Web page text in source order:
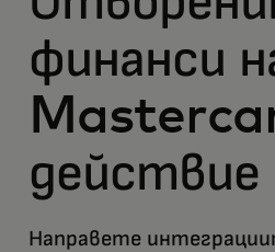
финанси
действие
Направете